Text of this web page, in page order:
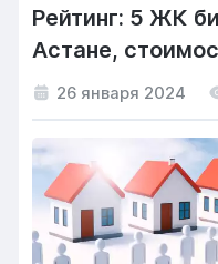
Рейтинг: 5 ЖК
Астане,
26 января 2024